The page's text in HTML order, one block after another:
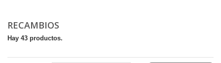
RECAMBIOS
Hay 43 productos.